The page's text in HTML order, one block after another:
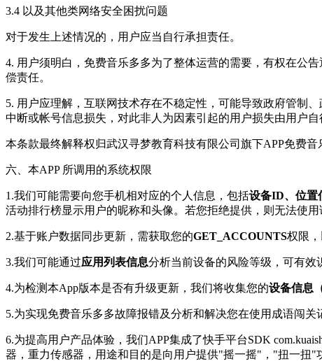
3.4 以及其他类网络安全困扰问题
对于发生上述情况的，用户应当自行承担责任。
4. 用户须明白，免费音乐多多为了整体运营的需要，有权在公
偿责任。
5. 用户应理解，互联网技术存在不稳定性，可能导致政府管制
中断或帐号信息损失，对此非人为因素引起的用户损失由用户自
本条款最终解释权归武汉寻梦教育科技有限公司旗下APP免费音
六、本APP 所调用的系统权限
1.我们可能需要向您手机相对应的个人信息，包括设备ID、位置
活动排行榜显示用户的昵称和头像。若您拒绝提供，则无法使
2.基于账户数据同步更新，需获取您的GET_ACCOUNTS权限，
3.我们可能通过应用列表信息分析当前设备的风险等级，可有效
4.为检测本App版本是否有升级更新，我们将收集您的设备信息
5.为实现免费音乐多多故障报错及分析和解决您在使用成语闯
6.为提高用户产品体验，我们APP集成了快手平台SDK
器，重力传感器，用途和目的是向用户提供"摇一摇"，"扭一扭"